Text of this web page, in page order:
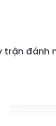
trận đánh